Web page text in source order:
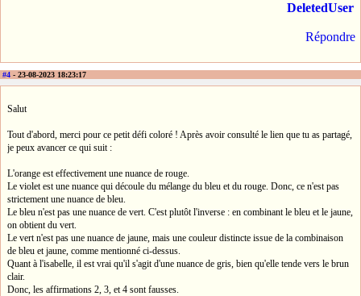
DeletedUser
Répondre
#4 - 23-08-2023 18:23:17
Salut
Tout d'abord, merci pour ce petit défi coloré ! Après avoir consulté le lien que tu as partagé,
je peux avancer ce qui suit :
L'orange est effectivement une nuance de rouge.
Le violet est une nuance qui découle du mélange du bleu et du rouge. Donc, ce n'est pas
strictement une nuance de bleu.
Le bleu n'est pas une nuance de vert. C'est plutôt l'inverse : en combinant le bleu et le jaune,
on obtient du vert.
Le vert n'est pas une nuance de jaune, mais une couleur distincte issue de la combinaison
de bleu et jaune, comme mentionné ci-dessus.
Quant à l'isabelle, il est vrai qu'il s'agit d'une nuance de gris, bien qu'elle tende vers le brun
clair.
Donc, les affirmations 2, 3, et 4 sont fausses.